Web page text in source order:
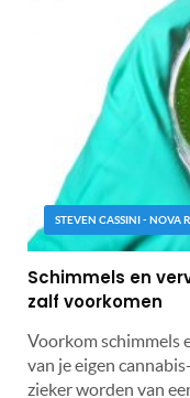
STEVEN CASSINI - NOVA
Schimmels en
zalf voorkomen
Voorkom schimmels
van je eigen
zieker worden van